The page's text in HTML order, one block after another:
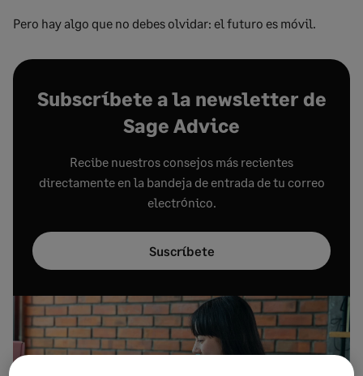
Pero hay algo que no debes olvidar: el futuro es móvil.
Subscríbete a la newsletter de
Sage Advice
Recibe nuestros consejos más recientes
directamente en la bandeja de entrada de tu correo
electrónico.
Suscríbete